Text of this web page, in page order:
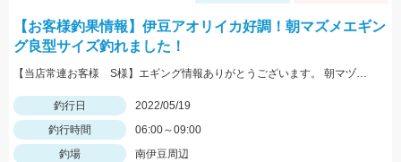
【お客様釣果情報】伊豆アオリイカ好調！朝マズメエギン
グ良型サイズ釣れました！
【当店常連お客様 S様】エギング情報ありがとうございます。 朝マヅメの時間帯３杯立て続けに、1.8㌔・800ｇ・900ｇが釣れました！ 1.8㌔のヒットエギは【エギ王Ｋ3.5号 黒潮ＳＰ マッスルファイト】
釣行日
2022/05/19
釣行時間
06:00～09:00
釣場
南伊豆周辺